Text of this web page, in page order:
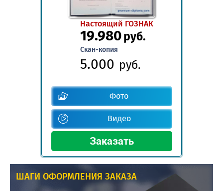
Настоящий ГОЗНАК
19.980руб.
Скан-копия
5.000 руб.
Фото
Видео
ШАГИ ОФОРМЛЕНИЯ ЗАКАЗА